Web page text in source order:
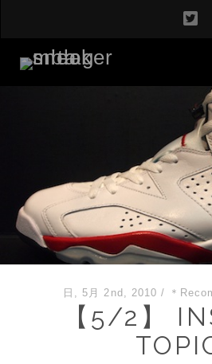
日, 5月 2nd, 2010 / ＊
【5/2】